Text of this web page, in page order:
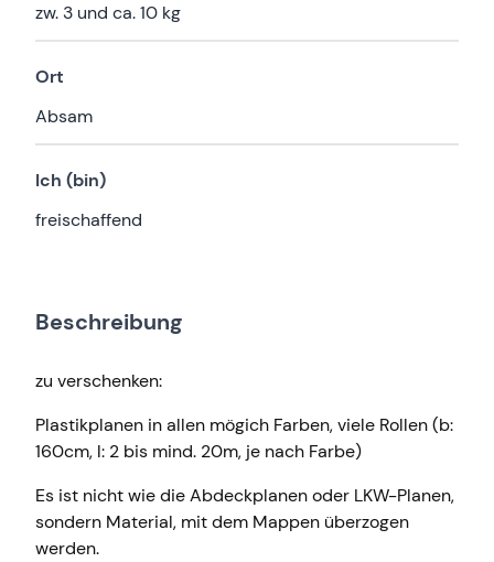
zw. 3 und ca. 10 kg
Ort
Absam
Ich (bin)
freischaffend
Beschreibung
zu verschenken:
Plastikplanen in allen mögich Farben, viele Rollen (b:
160cm, l: 2 bis mind. 20m, je nach Farbe)
Es ist nicht wie die Abdeckplanen oder LKW-Planen,
sondern Material, mit dem Mappen überzogen
werden.